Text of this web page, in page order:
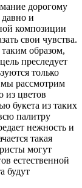
дорогому
и
композиции
свои чувства.
образом,
преследует
только
рассмотрим
из цветов
букета из таких
палитру
нежность и
такая
могут
естественной
будут